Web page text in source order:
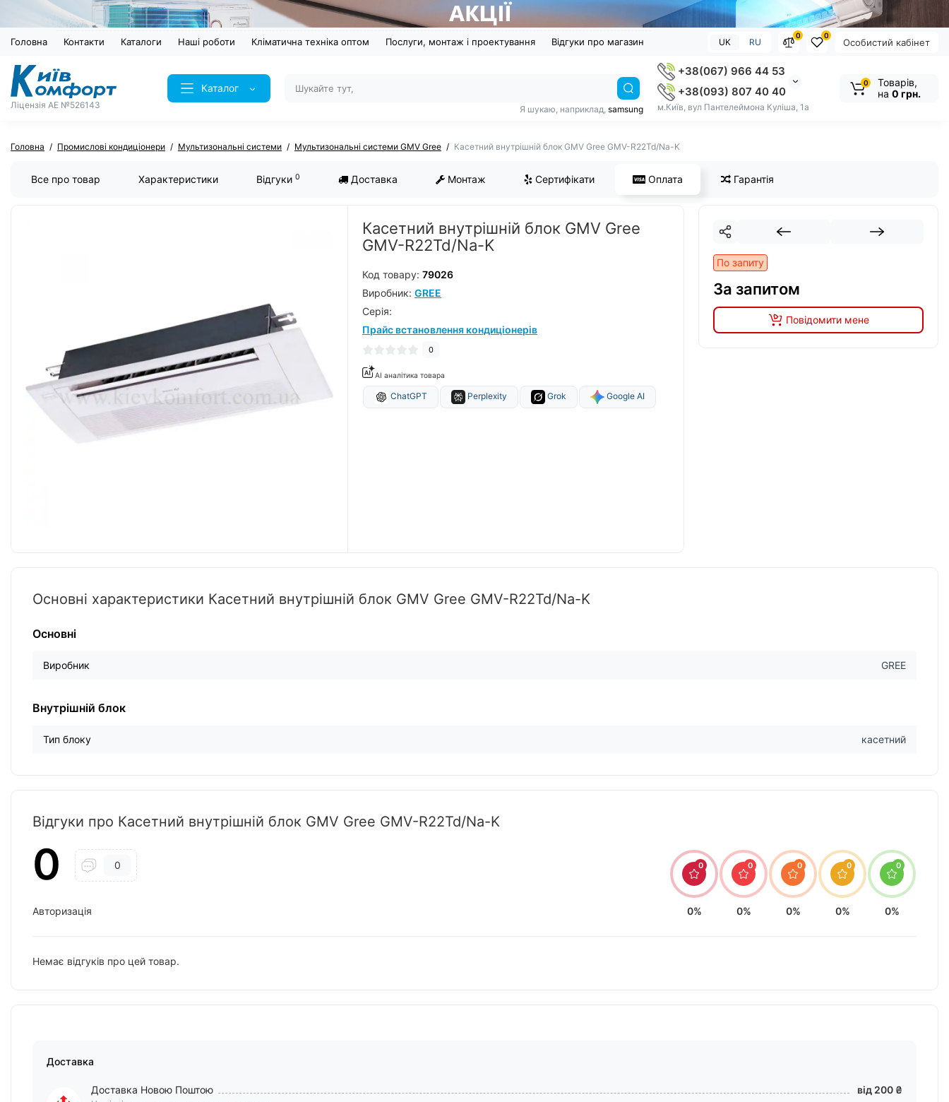
Головна Контакти Каталоги Наші роботи Кліматична техніка оптом Послуги, монтаж і проектування Відгуки про магазин Особистий кабінет
0
0
UK RU
Ліцензія AE №526143
Каталог
+38(067) 966 44 53
+38(093) 807 40 40
м.Київ, вул Пантелеймона Куліша, 1а
Я шукаю, наприклад, samsung
0
Товарів,
на 0 грн.
Головна Промислові кондиціонери Мультизональні системи Мультизональні системи GMV Gree Касетний внутрішній блок GMV Gree GMV-R22Td/Na-K
Все про товар Характеристики Відгуки 0 Доставка Монтаж Сертифікати Оплата Гарантія
Касетний внутрішній блок GMV Gree
GMV-R22Td/Na-K
Код товару: 79026
Виробник: GREE
Серiя:
Прайс встановлення кондиціонерів
0
AI аналітика товара
ChatGPT Perplexity Grok Google AI
По запиту
За запитом
Повідомити мене
Основні характеристики Касетний внутрішній блок GMV Gree GMV-R22Td/Na-K
Основні
Виробник GREE
Внутрішній блок
Тип блоку касетний
Відгуки про Касетний внутрішній блок GMV Gree GMV-R22Td/Na-K
0 0
Авторизація
0
0%
0
0%
0
0%
0
0%
0
0%
Немає відгуків про цей товар.
Доставка
Доставка Новою Поштою від 200 ₴